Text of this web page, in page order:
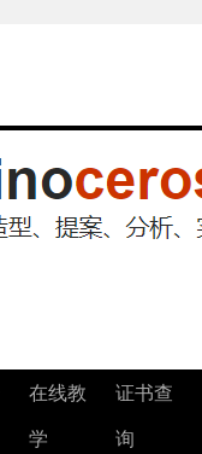
在线教
学
证书查
询